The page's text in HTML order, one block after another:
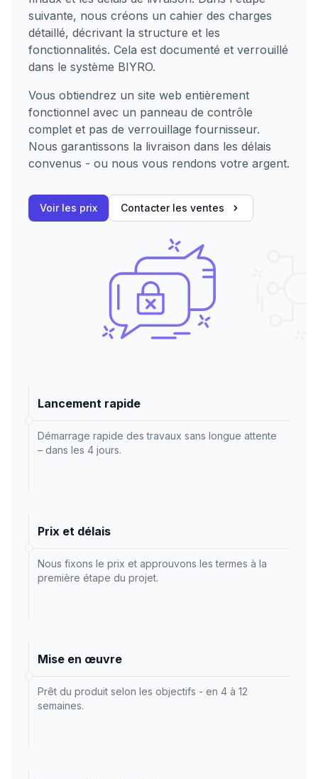
suivante, nous créons un cahier des charges
détaillé, décrivant la structure et les
fonctionnalités. Cela est documenté et verrouillé
dans le système BIYRO.
Vous obtiendrez un site web entièrement
fonctionnel avec un panneau de contrôle
complet et pas de verrouillage fournisseur.
Nous garantissons la livraison dans les délais
convenus - ou nous vous rendons votre argent.
Voir les prix Contacter les ventes
Lancement rapide
Démarrage rapide des travaux sans longue attente
– dans les 4 jours.
Prix et délais
Nous fixons le prix et approuvons les termes à la
première étape du projet.
Mise en œuvre
Prêt du produit selon les objectifs - en 4 à 12
semaines.